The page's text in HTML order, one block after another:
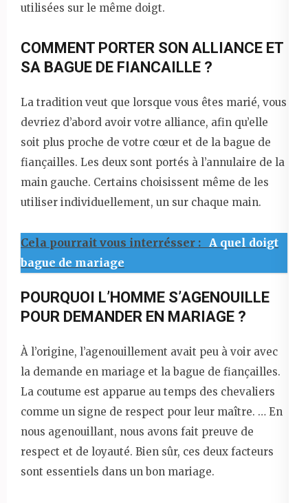
utilisées sur le même doigt.
COMMENT PORTER SON ALLIANCE ET
SA BAGUE DE FIANCAILLE ?
La tradition veut que lorsque vous êtes marié, vous
devriez d’abord avoir votre alliance, afin qu’elle
soit plus proche de votre cœur et de la bague de
fiançailles. Les deux sont portés à l’annulaire de la
main gauche. Certains choisissent même de les
utiliser individuellement, un sur chaque main.
Cela pourrait vous interrésser :
A quel doigt
bague de mariage
POURQUOI L’HOMME S’AGENOUILLE
POUR DEMANDER EN MARIAGE ?
À l’origine, l’agenouillement avait peu à voir avec
la demande en mariage et la bague de fiançailles.
La coutume est apparue au temps des chevaliers
comme un signe de respect pour leur maître. … En
nous agenouillant, nous avons fait preuve de
respect et de loyauté. Bien sûr, ces deux facteurs
sont essentiels dans un bon mariage.